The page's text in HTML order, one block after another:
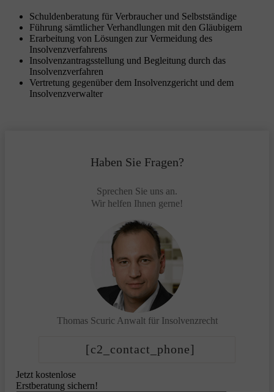
Schuldenberatung für Verbraucher und Selbstständige
Führung sämtlicher Verhandlungen mit den Gläubigern
Erarbeitung von Lösungen zur Vermeidung des
Insolvenzverfahrens
Insolvenzantragsstellung und Begleitung durch das
Insolvenzverfahren
Vertretung gegenüber dem Insolvenzgericht und dem
Insolvenzverwalter
Haben Sie Fragen?
Sprechen Sie uns an.
Wir helfen Ihnen gerne!
Thomas Scuric Anwalt für Insolvenzrecht
[c2_contact_phone]
Jetzt kostenlose
Erstberatung sichern!